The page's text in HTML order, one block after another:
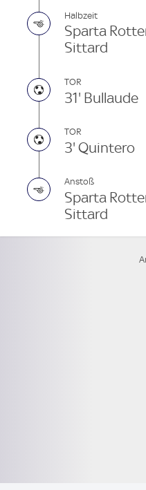
Halbzeit
Sparta
Sittard
TOR
31' Bullaude
TOR
3' Quintero
Anstoß
Sparta
Sittard